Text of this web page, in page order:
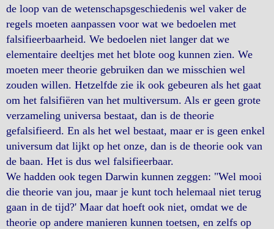
de loop van de wetenschapsgeschiedenis wel vaker de
regels moeten aanpassen voor wat we bedoelen met
falsifieerbaarheid. We bedoelen niet langer dat we
elementaire deeltjes met het blote oog kunnen zien. We
moeten meer theorie gebruiken dan we misschien wel
zouden willen. Hetzelfde zie ik ook gebeuren als het gaat
om het falsifiëren van het multiversum. Als er geen grote
verzameling universa bestaat, dan is de theorie
gefalsifieerd. En als het wel bestaat, maar er is geen enkel
universum dat lijkt op het onze, dan is de theorie ook van
de baan. Het is dus wel falsifieerbaar.
We hadden ook tegen Darwin kunnen zeggen: "Wel mooi
die theorie van jou, maar je kunt toch helemaal niet terug
gaan in de tijd?' Maar dat hoeft ook niet, omdat we de
theorie op andere manieren kunnen toetsen, en zelfs op